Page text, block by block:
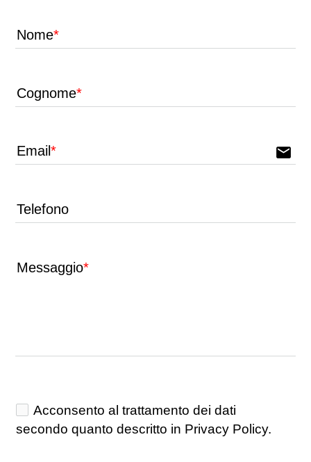
Nome
Cognome
Email email
Telefono
Messaggio
Acconsento al trattamento dei dati
secondo quanto descritto in Privacy Policy.